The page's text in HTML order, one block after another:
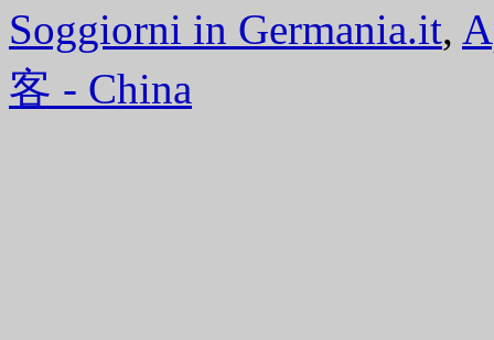
Soggiorni in Germania.it,
客 - China